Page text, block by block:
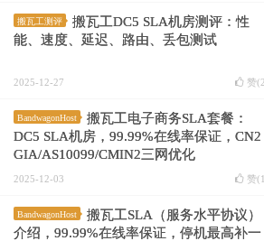
搬瓦工测评
搬瓦工DC5 SLA机房测评：性
能、速度、延迟、路由、丢包测试
2025-12-27 赞(2
BandwagonHost
搬瓦工电子商务SLA套餐：
DC5 SLA机房，99.99%在线率保证，CN2
GIA/AS10099/CMIN2三网优化
2025-12-03 赞(1
BandwagonHost
搬瓦工SLA（服务水平协议）
介绍，99.99%在线率保证，停机最高补一